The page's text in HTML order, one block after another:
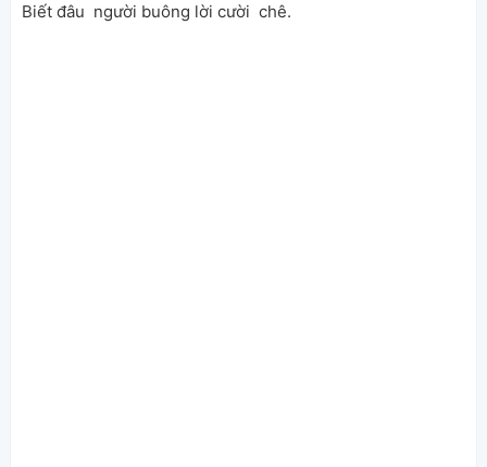
Biết đâu người buông lời cười chê.